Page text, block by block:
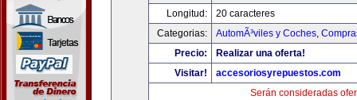
Longitud:
20 caracteres
Categorias:
AutomÃ³viles y Coches,
Precio:
Realizar una oferta!
Visitar!
accesoriosyrepuestos.com
Serán consideradas